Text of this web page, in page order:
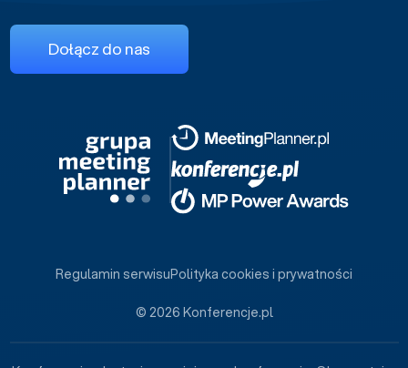
Dołącz do nas
© 2026 Konferencje.pl
Regulamin serwisuPolityka cookies i prywatności